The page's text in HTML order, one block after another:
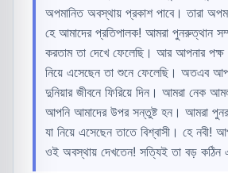
অপমানিত অবস্থায় প্রকাশ পাবে। তারা
হে আমাদের প্রতিপালক! আমরা পুনরুত্থান
করতাম তা দেখে ফেলেছি। আর আপনার পক্ষ
নিয়ে এসেছেন তা শুনে ফেলেছি। অতএব
দুনিয়ার জীবনে ফিরিয়ে দিন। আমরা নেক
আপনি আমাদের উপর সন্তুষ্ট হন। আমরা
যা নিয়ে এসেছেন তাতে বিশ্বাসী। হে নবী!
ওই অবস্থায় দেখতেন! সত্যিই তা বড় কঠিন